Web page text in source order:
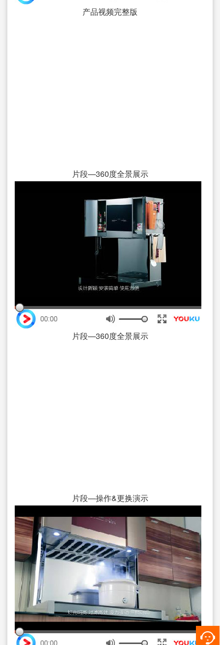
产品视频完整版
片段—360度全景展示
片段—360度全景展示
片段—操作&更换演示